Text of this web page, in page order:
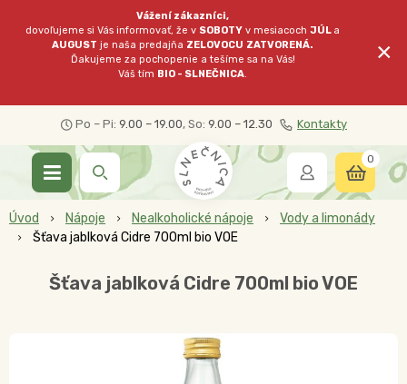
Vážení zákazníci,
dovoľujeme si Vás informovať, že v SOBOTY v mesiacochJÚL a
AUGUST je naša predajňa ZELOVOCU ZATVORENÁ.
Ďakujeme za pochopenie a tešíme sa na Vás!
Váš tím BIO - SLNEČNICA.
×
Po – Pi: 9.00 – 19.00, So: 9.00 – 12.30 Kontakty
0
Úvod Nápoje Nealkoholické nápoje
Vody a limonády
Šťava jablková Cidre 700ml bio VOE
Šťava jablková Cidre 700ml bio VOE